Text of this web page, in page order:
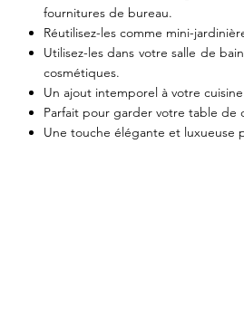
fournitures de bureau.
Réutilisez-les comme mini-
Utilisez-les dans votre salle de
cosmétiques.
Un ajout intemporel à votre
Parfait pour garder votre table de
Une touche élégante et luxueuse